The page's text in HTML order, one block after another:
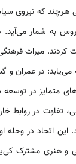
هرچند که نیروی
روس به شمار
کردند. میراث
متمایز در
تفاوت در روابط
این اتحاد در
و هنری مشترک